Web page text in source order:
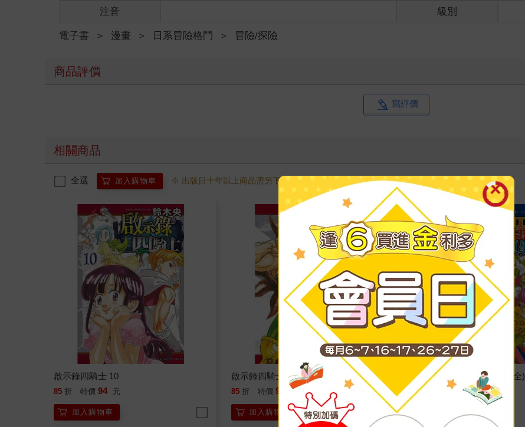
注音
級別
電子書 ＞ 漫畫 ＞ 日系冒險格鬥 ＞ 冒險/探險
商品評價
寫評價
相關商品
全選 加入購物車 ※ 出版日十年以上商品需另下訂，調貨時間較長，無法與一般商品合併結帳，敬請見諒。
啟示錄四騎士 10
85 折 特價 94 元
加入購物車
啟示錄四騎士 09
85 折 特價 94 元
加入購物車
七大罪 番外篇集 ＜原罪＞(全)
85 折 85 元
加入購物車